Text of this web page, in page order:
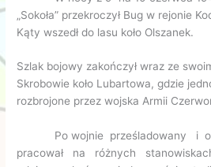
„Sokoła” przekroczył Bug w rejonie
Kąty wszedł do lasu koło Olszanek.
Szlak bojowy zakończył wraz ze
Skrobowie koło Lubartowa, gdzie
rozbrojone przez wojska Armii
Po wojnie prześladowany i
pracował na różnych